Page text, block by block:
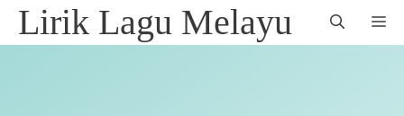
SkipLirik Lagu Melayu